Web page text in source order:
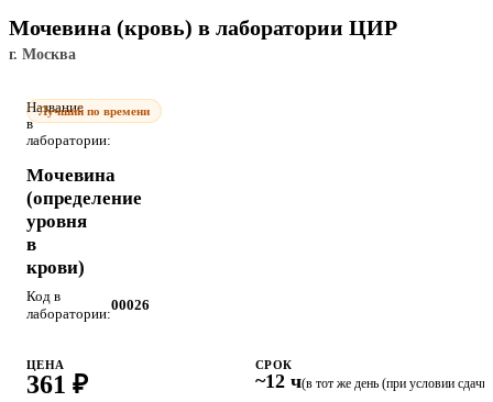
Мочевина (кровь) в лаборатории ЦИР
г. Москва
Название
в
лаборатории:
Мочевина
(определение
уровня
в
крови)
Код в
лаборатории:
00026
Лучший по времени
ЦЕНА
361 ₽
СРОК
~12 ч(в тот же день (при условии